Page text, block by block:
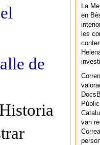
de
La
en
les
van